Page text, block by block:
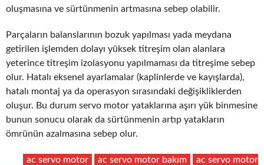
oluşmasına ve sürtünmenin artmasına sebep olabilir.
Parçaların balanslarının bozuk yapılması yada meydana
getirilen işlemden dolayı yüksek titreşim olan alanlara
yeterince titreşim izolasyonu yapılmaması da titreşime sebep
olur. Hatalı eksenel ayarlamalar (kaplinlerde ve kayışlarda),
hatalı montaj ya da operasyon sırasındaki değişikliklerden
oluşur. Bu durum servo motor yataklarına aşırı yük binmesine
bunun sonucu olarak da sürtünmenin artıp yatakların
ömrünün azalmasına sebep olur.
ac servo motor ac servo motor bakım
ac servo motor